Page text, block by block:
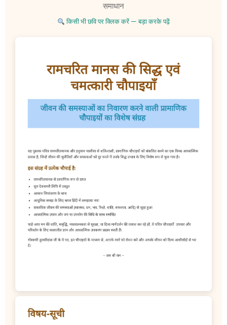
समाधान
किसी भी छवि पर क्लिक करें — बड़ा करके पढ़ें